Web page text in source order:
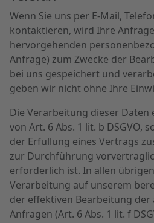
Wenn Sie uns per E-Mail,
kontaktieren, wird Ihre
hervorgehenden
Anfrage) zum Zwecke der
bei uns gespeichert und
geben wir nicht ohne Ihre
Die Verarbeitung dieser
von Art. 6 Abs. 1 lit. b DSGVO,
der Erfüllung eines Vertrags
zur Durchführung
erforderlich ist. In allen
Verarbeitung auf unserem
der effektiven Bearbeitung
Anfragen (Art. 6 Abs. 1 lit. f